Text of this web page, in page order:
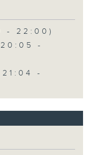
- 22:00)
20:05 -
21:04 -